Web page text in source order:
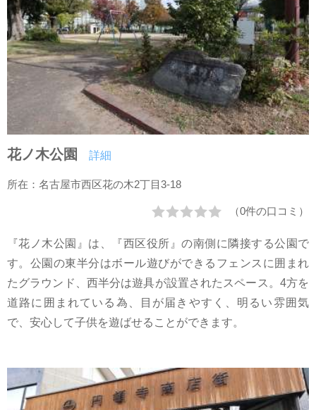
花ノ木公園 詳細
所在：名古屋市西区花の木2丁目3-18
（0件の口コミ）
『花ノ木公園』は、『西区役所』の南側に隣接する公園で
す。公園の東半分はボール遊びができるフェンスに囲まれ
たグラウンド、西半分は遊具が設置されたスペース。4方を
道路に囲まれている為、目が届きやすく、明るい雰囲気
で、安心して子供を遊ばせることができます。